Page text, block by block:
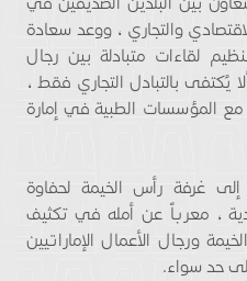
والتجاري ، ووعد سعادة
لقاءات متبادلة بين رجال
يُكتفى بالتبادل التجاري فقط ،
مع المؤسسات الطبية في إمارة
غرفة رأس الخيمة لحفاوة
، معرباً عن أمله في تكثيف
ورجال الأعمال الإماراتيين
حد سواء.